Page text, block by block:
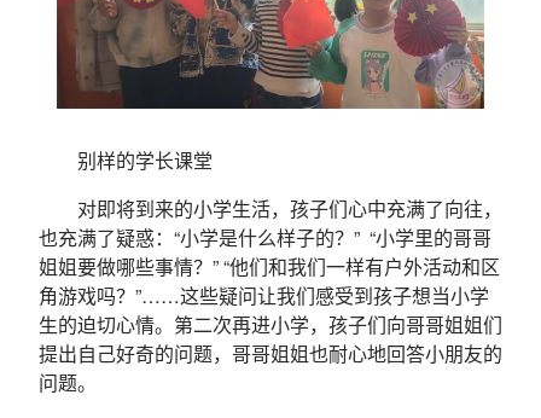
别样的学长课堂
对即将到来的小学生活，孩子们心中充满了向往，
也充满了疑惑：“小学是什么样子的？” “小学里的哥哥
姐姐要做哪些事情？” “他们和我们一样有户外活动和区
角游戏吗？”……这些疑问让我们感受到孩子想当小学
生的迫切心情。第二次再进小学，孩子们向哥哥姐姐们
提出自己好奇的问题，哥哥姐姐也耐心地回答小朋友的
问题。